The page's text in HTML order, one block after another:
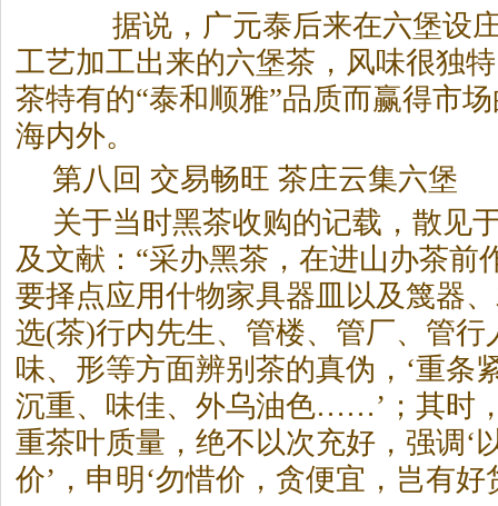
据说，广元泰后来在六堡设庄
工艺加工出来的六堡茶，风味很独
茶特有的“泰和顺雅”品质而赢得市
海内外。
第八回 交易畅旺 茶庄云集六
关于当时黑茶收购的记载，散见
及文献：“采办黑茶 ，在进山办茶前
要择点应用什物家具器皿以及篾器
选(茶)行内先生、管楼、管厂、管行
味、形等方面辨别茶的真伪，‘重条
沉重、味佳、外乌油色……’；其时
重茶叶质量，绝不以次充好，强调‘
价’，申明‘勿惜价，贪便宜，岂有好